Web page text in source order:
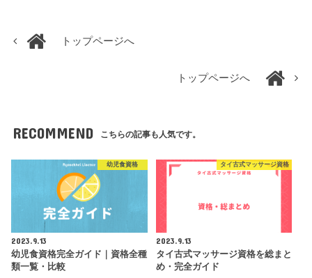
トップページへ
トップページへ
RECOMMEND こちらの記事も人気です。
幼児食資格
2023.9.13
幼児食資格完全ガイド｜資格全種
類一覧・比較
タイ古式マッサージ資格
2023.9.13
タイ古式マッサージ資格を総まと
め・完全ガイド